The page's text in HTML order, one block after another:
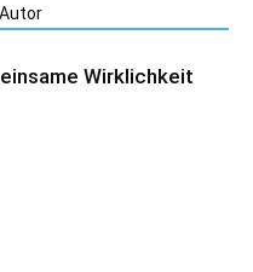
Wirklichkeit